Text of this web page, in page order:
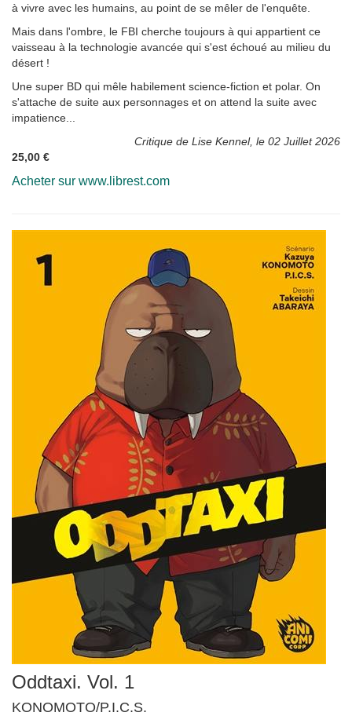
à vivre avec les humains, au point de se mêler de l'enquête.
Mais dans l'ombre, le FBI cherche toujours à qui appartient ce
vaisseau à la technologie avancée qui s'est échoué au milieu du
désert !
Une super BD qui mêle habilement science-fiction et polar. On
s'attache de suite aux personnages et on attend la suite avec
impatience...
Critique de Lise Kennel, le 02 Juillet 2026
25,00 €
Acheter sur www.librest.com
Oddtaxi. Vol. 1
KONOMOTO/P.I.C.S.